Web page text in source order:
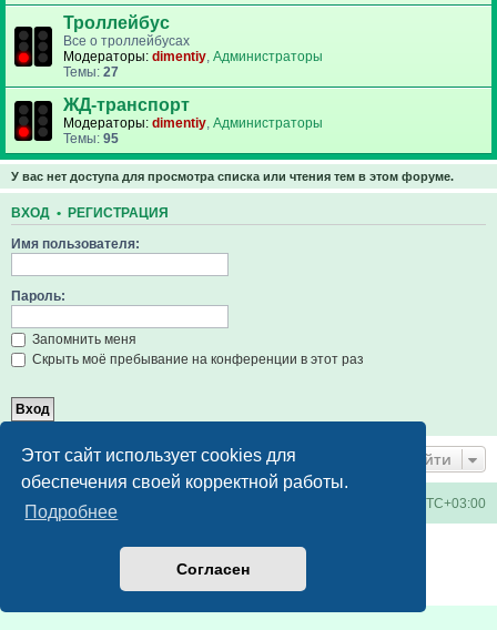
Этот сайт использует cookies для
обеспечения своей корректной работы.
Подробнее
Согласен
Троллейбус
Все о троллейбусах
Модераторы: dimentiy, Администраторы
Темы: 27
ЖД-транспорт
Модераторы: dimentiy, Администраторы
Темы: 95
У вас нет доступа для просмотра списка или чтения тем в этом форуме.
ВХОД • РЕГИСТРАЦИЯ
Имя пользователя:
Пароль:
Запомнить меня
Скрыть моё пребывание на конференции в этот раз
Перейти
Киевское метро UTC+03:00
Русская поддержка phpBB